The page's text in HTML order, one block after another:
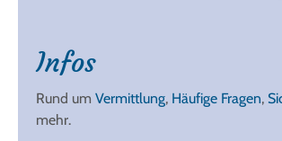
Infos
Rund um Vermittlung, Häufige Fragen,
mehr.